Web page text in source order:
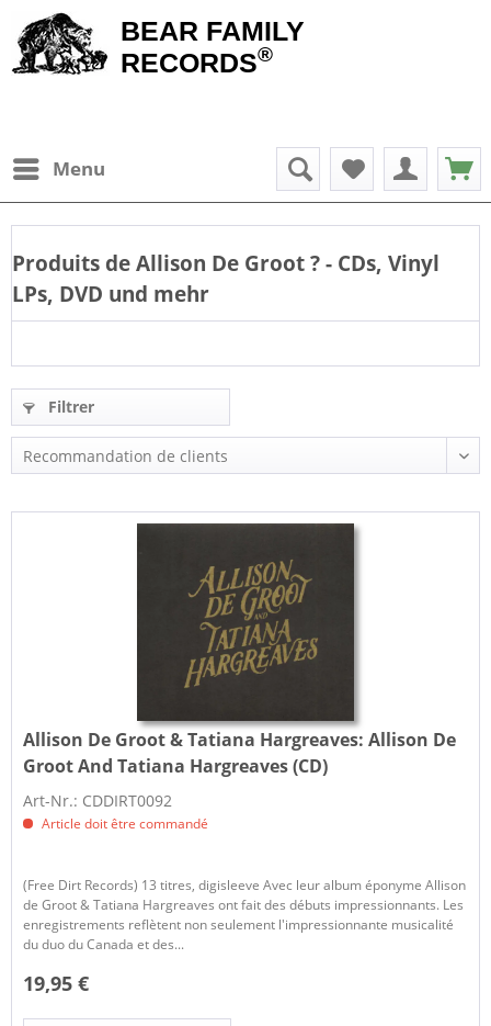
BEAR FAMILY
RECORDS®
Menu
Produits deAllison De Groot? - CDs, Vinyl
LPs, DVD und mehr
Filtrer
Allison De Groot & Tatiana Hargreaves:Allison De
Groot And Tatiana Hargreaves (CD)
Art-Nr.: CDDIRT0092
Article doit être commandé
(Free Dirt Records) 13 titres, digisleeve Avec leur album éponyme Allison
de Groot & Tatiana Hargreaves ont fait des débuts impressionnants. Les
enregistrements reflètent non seulement l'impressionnante musicalité
du duo du Canada et des...
19,95 €